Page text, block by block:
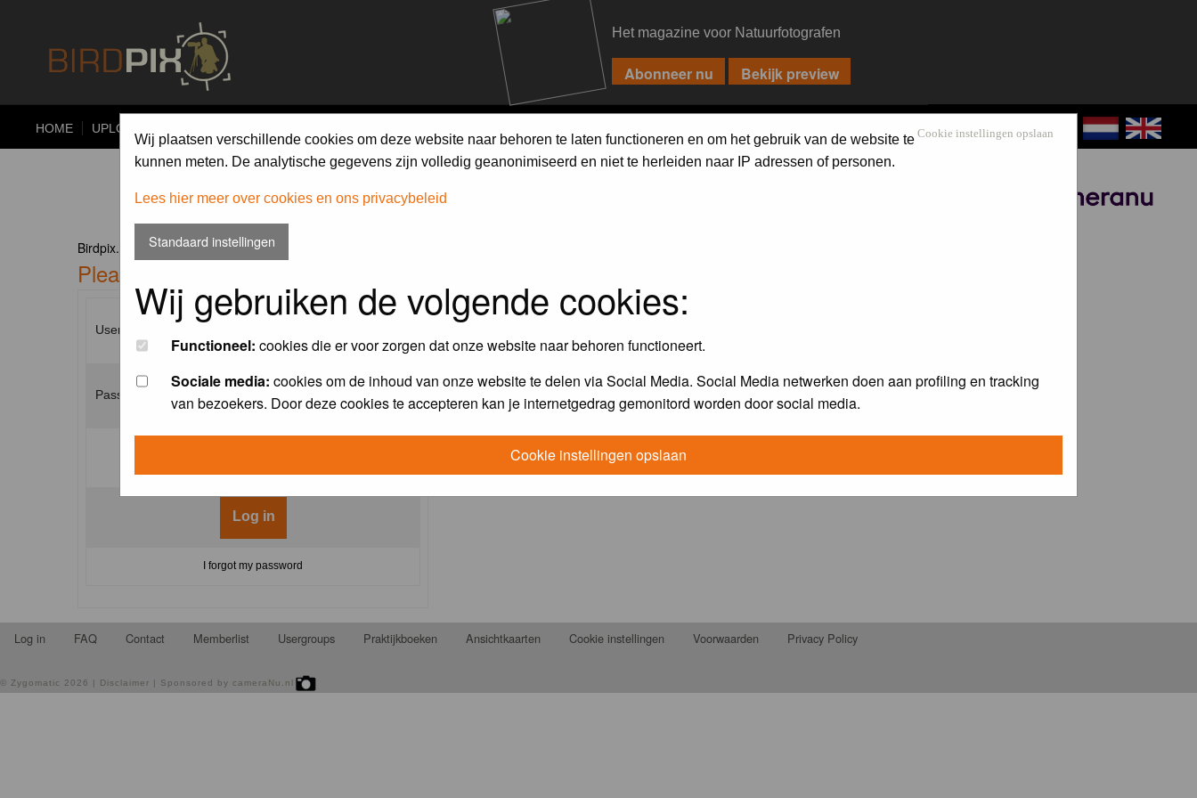
Het magazine voor Natuurfotografen
HOME UPLOAD Cookie instellingen opslaan
Wij plaatsen verschillende cookies om deze website naar behoren te laten functioneren en om het gebruik van de website te
kunnen meten. De analytische gegevens zijn volledig geanonimiseerd en niet te herleiden naar IP adressen of personen.
Lees hier meer over cookies en ons privacybeleid
Standaard instellingen
Wij gebruiken de volgende cookies:
Functioneel: cookies die er voor zorgen dat onze website naar behoren functioneert.
Sociale media: cookies om de inhoud van onze website te delen via Social Media. Social Media netwerken doen aan profiling en tracking
van bezoekers. Door deze cookies te accepteren kan je internetgedrag gemonitord worden door social media.
Cookie instellingen opslaan
Birdpix.nl Forum Index
Please enter your username and password to log in.
Username:
Password:
I forgot my password
Log in FAQ Contact Memberlist Usergroups Praktijkboeken Ansichtkaarten Cookie instellingen Voorwaarden Privacy Policy
© Zygomatic 2026 | Disclaimer | Sponsored by cameraNu.nl